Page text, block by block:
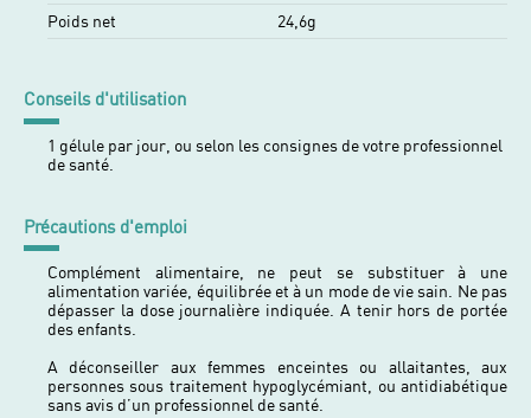
Poids net
24,6g
Conseils d'utilisation
1 gélule par jour, ou selon les consignes de votre professionnel
de santé.
Précautions d'emploi
Complément alimentaire, ne peut se substituer à une
alimentation variée, équilibrée et à un mode de vie sain. Ne pas
dépasser la dose journalière indiquée. A tenir hors de portée
des enfants.
A déconseiller aux femmes enceintes ou allaitantes, aux
personnes sous traitement hypoglycémiant, ou antidiabétique
sans avis d’un professionnel de santé.